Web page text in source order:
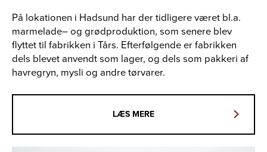
På lokationen i Hadsund har der tidligere været bl.a.
marmelade– og grødproduktion, som senere blev
flyttet til fabrikken i Tårs. Efterfølgende er fabrikken
dels blevet anvendt som lager, og dels som pakkeri af
havregryn, mysli og andre tørvarer.
LÆS MERE